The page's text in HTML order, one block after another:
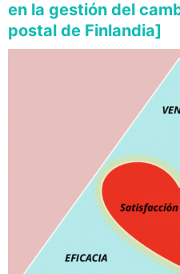
en la gestión del
postal de Finlandia]